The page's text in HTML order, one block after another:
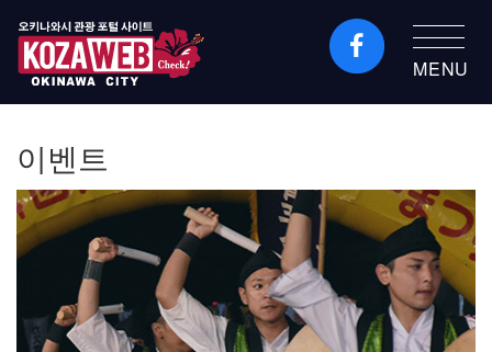
오키나와시 관광 포털
MENU
이벤트